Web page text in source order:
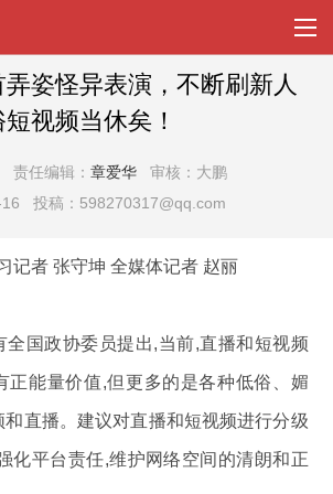
姿怪异表演，不断刷新人
视频当休矣！
责任编辑： 章爱华 审核：大鹏
16 投稿：598270317@qq.com
记者 张守坤 全媒体记者 赵丽
全国政协委员提出,当前,直播和短视频
正能量价值,但更多的是各种低俗、媚
直播。建议对直播和短视频进行分级
化平台责任,维护网络空间的清朗和正